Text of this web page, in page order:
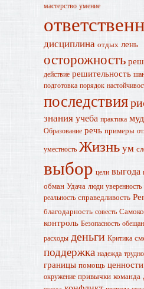
мастерство умение
дисциплина отдых лень
осторожность
действие решительность
подготовка порядок
последствия
знанияучеба практика
Образование речь примеры
уместность Жизньум
выбор цели выгода
обман Удача люди уверенность
реальность справедливость
благодарность совесть
контроль Безопасность
расходы деньги Критика
поддержка надежда
границы помощь ценности
окружение привычки команда